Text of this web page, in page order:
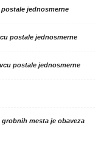
jednosmerne
postale jednosmerne
postale jednosmerne
mesta je obaveza